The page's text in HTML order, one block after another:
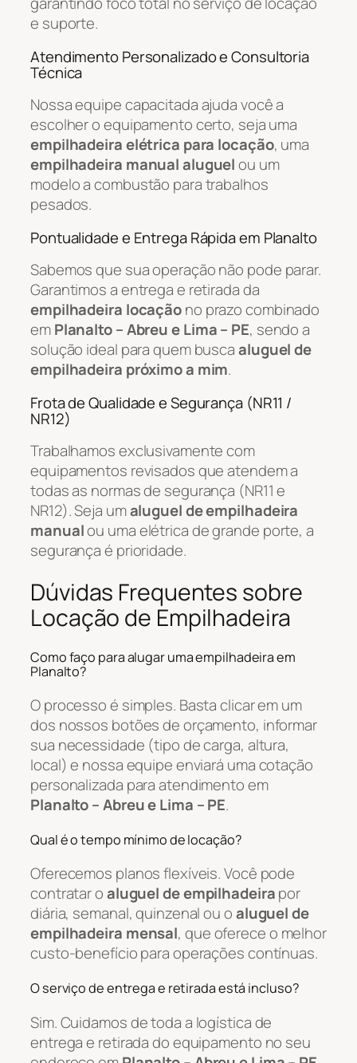
e suporte.
Atendimento Personalizado e Consultoria
Técnica
Nossa equipe capacitada ajuda você a
escolher o equipamento certo, seja uma
empilhadeira elétrica para locação, uma
empilhadeira manual aluguelou um
modelo a combustão para trabalhos
pesados.
Pontualidade e Entrega Rápida em Planalto
Sabemos que sua operação não pode parar.
Garantimos a entrega e retirada da
empilhadeira locaçãono prazo combinado
emPlanalto – Abreu e Lima – PE, sendo a
solução ideal para quem buscaaluguel de
empilhadeira próximo a mim.
Frota de Qualidade e Segurança (NR11 /
NR12)
Trabalhamos exclusivamente com
equipamentos revisados que atendem a
todas as normas de segurança (NR11 e
NR12). Seja umaluguel de empilhadeira
manualou uma elétrica de grande porte, a
segurança é prioridade.
Dúvidas Frequentes sobre
Locação de Empilhadeira
Como faço para alugar uma empilhadeira em
Planalto?
O processo é simples. Basta clicar em um
dos nossos botões de orçamento, informar
sua necessidade (tipo de carga, altura,
local) e nossa equipe enviará uma cotação
personalizada para atendimento em
Planalto – Abreu e Lima – PE.
Qual é o tempo mínimo de locação?
Oferecemos planos flexíveis. Você pode
contratar oaluguel de empilhadeirapor
diária, semanal, quinzenal ou oaluguel de
empilhadeira mensal, que oferece o melhor
custo-benefício para operações contínuas.
O serviço de entrega e retirada está incluso?
Sim. Cuidamos de toda a logística de
entrega e retirada do equipamento no seu